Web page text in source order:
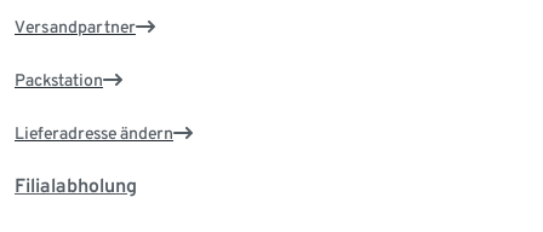
Versandpartner
Packstation
Lieferadresse ändern
Filialabholung